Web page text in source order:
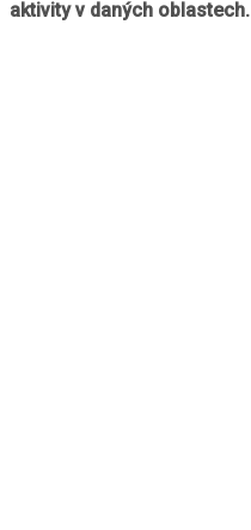
aktivity v daných oblastech.